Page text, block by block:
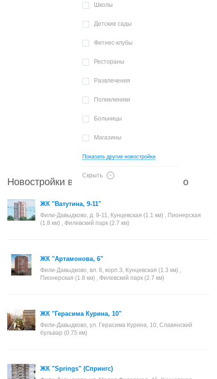
Школы
Детские сады
Фитнес-клубы
Рестораны
Развлечения
Поликлиники
Больницы
Магазины
Показать другие новостройки
Скрыть
Новостройки в районе Фили-Давыдково
ЖК "Ватутина, 9-11"
Фили-Давыдково, д. 9-11, Кунцевская (1.1 км) , Пионерская
(1.8 км) , Филевский парк (2.7 км)
ЖК "Артамонова, 6"
Фили-Давыдково, вл. 6, корп.3, Кунцевская (1.3 км) ,
Пионерская (1.8 км) , Филевский парк (2.7 км)
ЖК "Герасима Курина, 10"
Фили-Давыдково, ул. Герасима Курина, 10, Славянский
бульвар (0.75 км)
ЖК "Springs" (Спрингс)